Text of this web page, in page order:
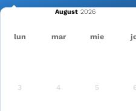
București
August
lun mar mie
3 4 5